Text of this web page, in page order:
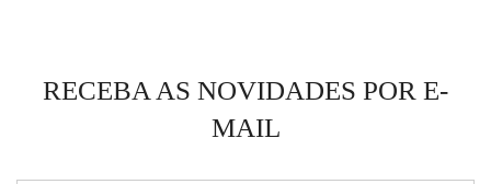
RECEBA AS NOVIDADES POR E-
MAIL